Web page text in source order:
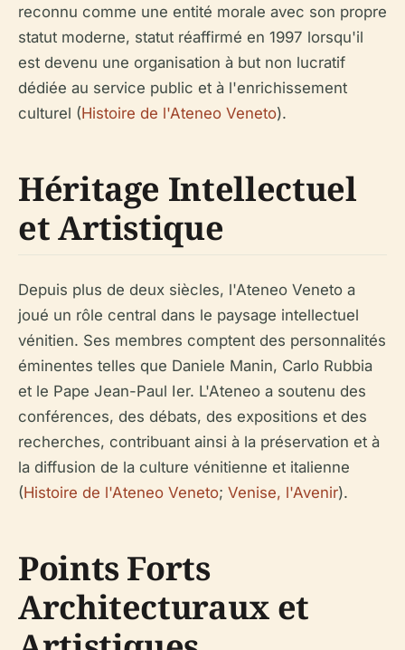
reconnu comme une entité morale avec son propre
statut moderne, statut réaffirmé en 1997 lorsqu'il
est devenu une organisation à but non lucratif
dédiée au service public et à l'enrichissement
culturel (Histoire de l'Ateneo Veneto).
Héritage Intellectuel
et Artistique
Depuis plus de deux siècles, l'Ateneo Veneto a
joué un rôle central dans le paysage intellectuel
vénitien. Ses membres comptent des personnalités
éminentes telles que Daniele Manin, Carlo Rubbia
et le Pape Jean-Paul Ier. L'Ateneo a soutenu des
conférences, des débats, des expositions et des
recherches, contribuant ainsi à la préservation et à
la diffusion de la culture vénitienne et italienne
(Histoire de l'Ateneo Veneto; Venise, l'Avenir).
Points Forts
Architecturaux et